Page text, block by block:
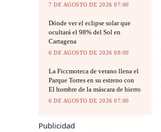
7 DE AGOSTO DE 2026 07:00
Dónde ver el eclipse solar que
ocultará el 98% del Sol en
Cartagena
6 DE AGOSTO DE 2026 08:00
La Ficcmoteca de verano llena el
Parque Torres en su estreno con
El hombre de la máscara de hierro
6 DE AGOSTO DE 2026 07:00
Publicidad